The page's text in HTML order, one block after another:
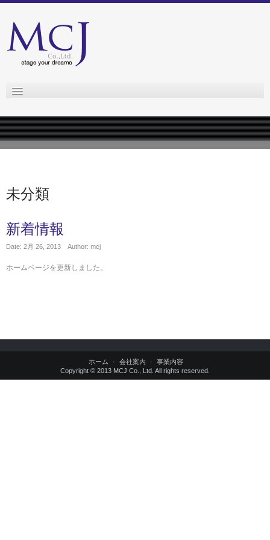
about mcj
未分類
新着情報
Date: 2月 26, 2013 Author: mcj
ホームページを更新しました。
ホーム 会社案内
事業内容
Copyright © 2013 MCJ Co., Ltd. All rights reserved.